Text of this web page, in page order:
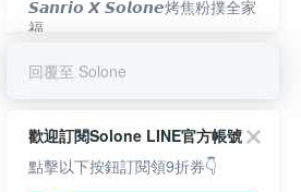
𝙎𝙖𝙣𝙧𝙞𝙤 𝙓 𝙎𝙤𝙡𝙤𝙣𝙚烤焦粉撲全家
福
回覆至 Solone
歡迎訂閱Solone LINE官方帳號
點擊以下按鈕訂閱領9折券👇